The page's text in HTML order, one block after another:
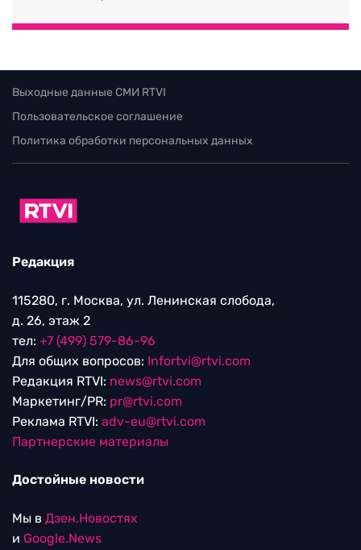
д. 26, этаж 2
тел:+7 (499) 579-86-96
Для общих вопросов:Infortvi@rtvi.com
Маркетинг/PR:
Реклама RTVI:
Мы в Дзен.Новостях
иGoogle.News
Уведомление об использовании рекомендательных
технологий